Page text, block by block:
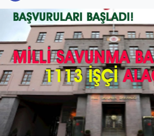
KİĞI
MERKEZ
RESMİ İLANLAR
SİYASET